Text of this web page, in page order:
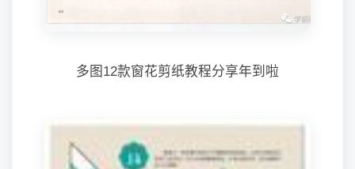
多图12款窗花剪纸教程分享年到啦